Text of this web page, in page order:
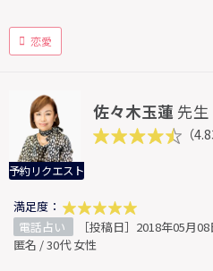
恋愛
予約リクエスト
佐々木玉蓮 先生
（
満足度：
電話占い
［投稿日］2018年05月08
匿名 / 30代 女性